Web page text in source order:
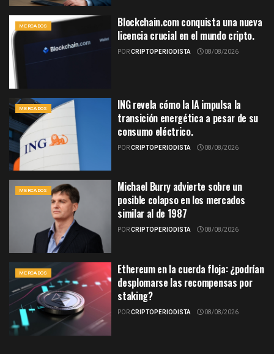
MERCADOS
Blockchain.com conquista una nueva
licencia crucial en el mundo cripto.
PORCRIPTOPERIODISTA 08/08/2026
MERCADOS
ING revela cómo la IA impulsa la
transición energética a pesar de su
consumo eléctrico.
PORCRIPTOPERIODISTA 08/08/2026
MERCADOS
Michael Burry advierte sobre un
posible colapso en los mercados
similar al de 1987
PORCRIPTOPERIODISTA 08/08/2026
MERCADOS
Ethereum en la cuerda floja: ¿podrían
desplomarse las recompensas por
staking?
PORCRIPTOPERIODISTA 08/08/2026